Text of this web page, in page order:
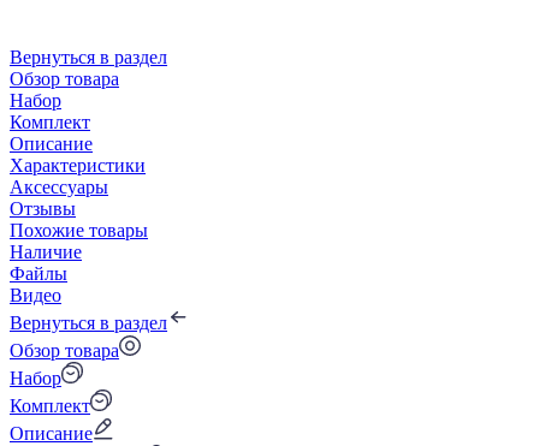
Вернуться в раздел
Обзор товара
Набор
Комплект
Описание
Характеристики
Аксессуары
Отзывы
Похожие товары
Наличие
Файлы
Видео
Вернуться в раздел
Обзор товара
Набор
Комплект
Описание